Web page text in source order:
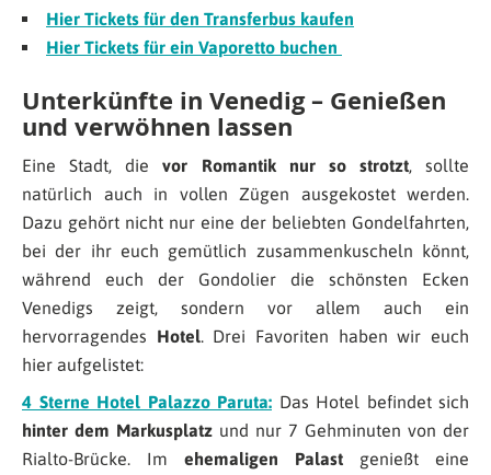
Hier Tickets für den Transferbus kaufen
Hier Tickets für ein Vaporetto buchen
Unterkünfte in Venedig – Genießen
und verwöhnen lassen
Eine Stadt, dievor Romantik nur so strotzt, sollte
natürlich auch in vollen Zügen ausgekostet werden.
Dazu gehört nicht nur eine der beliebten Gondelfahrten,
bei der ihr euch gemütlich zusammenkuscheln könnt,
während euch der Gondolier die schönsten Ecken
Venedigs zeigt, sondern vor allem auch ein
hervorragendes Hotel. Drei Favoriten haben wir euch
hier aufgelistet:
4 Sterne Hotel Palazzo Paruta: Das Hotel befindet sich
hinter dem Markusplatz und nur 7 Gehminuten von der
Rialto-Brücke. Im ehemaligen Palast genießt eine